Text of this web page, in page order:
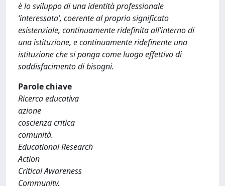
è lo sviluppo di una identità professionale
‘interessata’, coerente al proprio significato
esistenziale, continuamente ridefinita all’interno di
una istituzione, e continuamente ridefinente una
istituzione che si ponga come luogo effettivo di
soddisfacimento di bisogni.
Parole chiave
Ricerca educativa
azione
coscienza critica
comunità.
Educational Research
Action
Critical Awareness
Community.